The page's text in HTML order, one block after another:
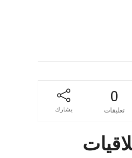
0
تعليقات يشارك